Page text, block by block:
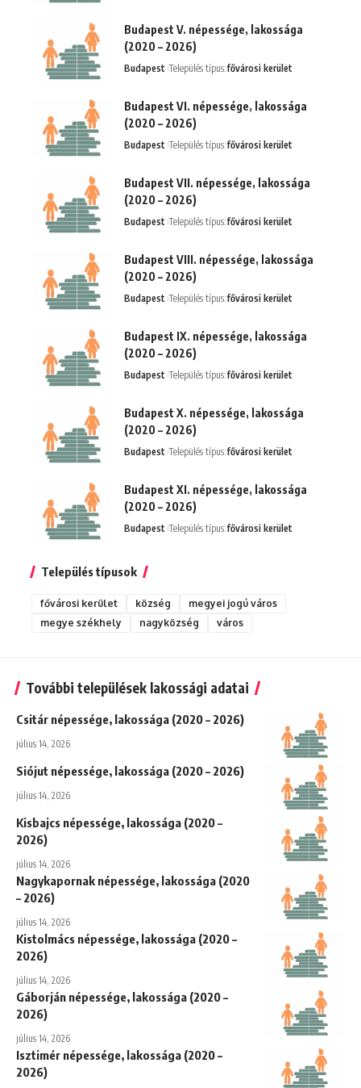
Budapest V. népessége, lakossága
(2020 – 2026)
Budapest Település típus:fővárosi kerület
Budapest VI. népessége, lakossága
(2020 – 2026)
Budapest Település típus:fővárosi kerület
Budapest VII. népessége, lakossága
(2020 – 2026)
Budapest Település típus:fővárosi kerület
Budapest VIII. népessége, lakossága
(2020 – 2026)
Budapest Település típus:fővárosi kerület
Budapest IX. népessége, lakossága
(2020 – 2026)
Budapest Település típus:fővárosi kerület
Budapest X. népessége, lakossága
(2020 – 2026)
Budapest Település típus:fővárosi kerület
Budapest XI. népessége, lakossága
(2020 – 2026)
Budapest Település típus:fővárosi kerület
Település típusok
fővárosi kerület község
megyei jogú város
megye székhely
nagyközség város
További települések lakossági adatai
Csitár népessége, lakossága (2020 – 2026)
július 14, 2026
Siójut népessége, lakossága (2020 – 2026)
július 14, 2026
Kisbajcs népessége, lakossága (2020 –
2026)
július 14, 2026
Nagykapornak népessége, lakossága (2020
– 2026)
július 14, 2026
Kistolmács népessége, lakossága (2020 –
2026)
július 14, 2026
Gáborján népessége, lakossága (2020 –
2026)
július 14, 2026
Isztimér népessége, lakossága (2020 –
2026)